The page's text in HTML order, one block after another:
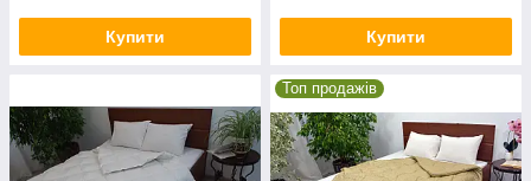
Купити Купити
Топ продажів